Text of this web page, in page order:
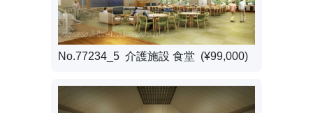
No.77234_5 介護施設 食堂 (¥99,000)